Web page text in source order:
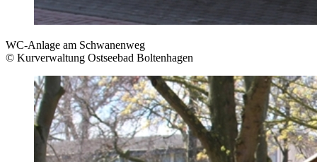
WC-Anlage am Schwanenweg
© Kurverwaltung Ostseebad Boltenhagen